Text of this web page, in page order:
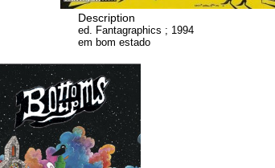
Description
ed. Fantagraphics ; 1994
em bom estado